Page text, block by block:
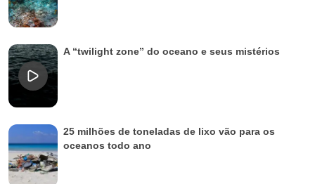
A “twilight zone” do oceano e seus mistérios
25 milhões de toneladas de lixo vão para os
oceanos todo ano